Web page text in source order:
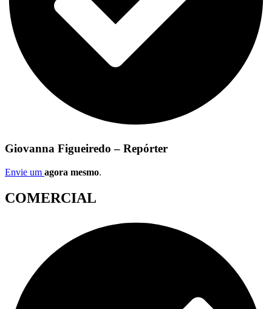
Giovanna Figueiredo – Repórter
Envie um agora mesmo.
COMERCIAL